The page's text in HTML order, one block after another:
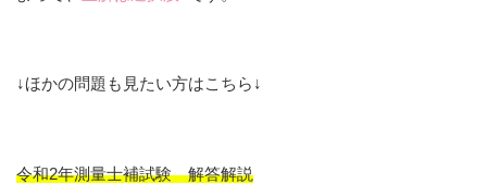
↓ほかの問題も見たい方はこちら↓
令和2年測量士補試験 解答解説